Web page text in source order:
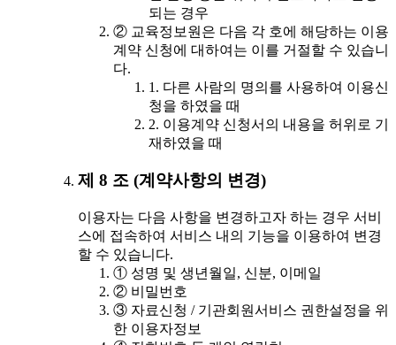
되는 경우
② 교육정보원은 다음 각 호에 해당하는 이용
계약 신청에 대하여는 이를 거절할 수 있습니
다.
1. 다른 사람의 명의를 사용하여 이용신
청을 하였을 때
2. 이용계약 신청서의 내용을 허위로 기
재하였을 때
제 8 조 (계약사항의 변경)
이용자는 다음 사항을 변경하고자 하는 경우 서비
스에 접속하여 서비스 내의 기능을 이용하여 변경
할 수 있습니다.
① 성명 및 생년월일, 신분, 이메일
② 비밀번호
③ 자료신청 / 기관회원서비스 권한설정을 위
한 이용자정보